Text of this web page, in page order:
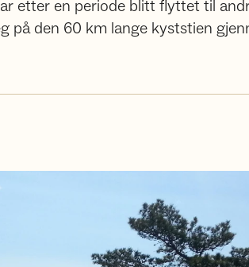
etter en periode blitt flyttet til
på den 60 km lange kyststien